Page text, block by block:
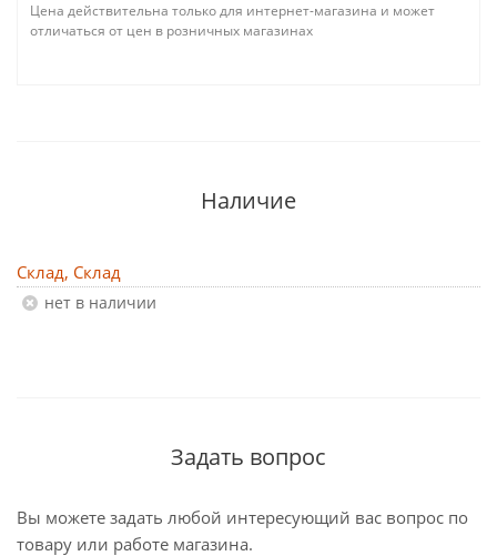
Цена действительна только для интернет-магазина и может
отличаться от цен в розничных магазинах
Наличие
Склад, Склад
Нет в наличии
Задать вопрос
Вы можете задать любой интересующий вас вопрос по
товару или работе магазина.